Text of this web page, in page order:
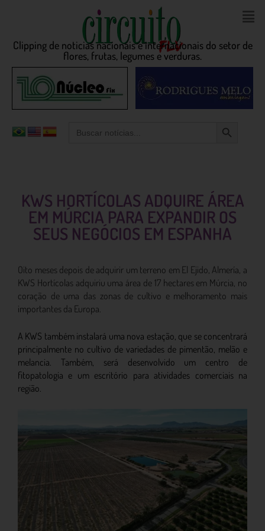
Clipping de noticias nacionais e internacionais do setor de
flores, frutas, legumes e verduras.
for:
KWS HORTÍCOLAS ADQUIRE ÁREA
EM MÚRCIA PARA EXPANDIR OS
SEUS NEGÓCIOS EM ESPANHA
Oito meses depois de adquirir um terreno em El Ejido, Almería, a
KWS Hortícolas adquiriu uma área de 17 hectares em Múrcia, no
coração de uma das zonas de cultivo e melhoramento mais
importantes da Europa.
A KWS também instalará uma nova estação, que se concentrará
principalmente no cultivo de variedades de pimentão, melão e
melancia. Também, será desenvolvido um centro de
fitopatologia e um escritório para atividades comerciais na
região.